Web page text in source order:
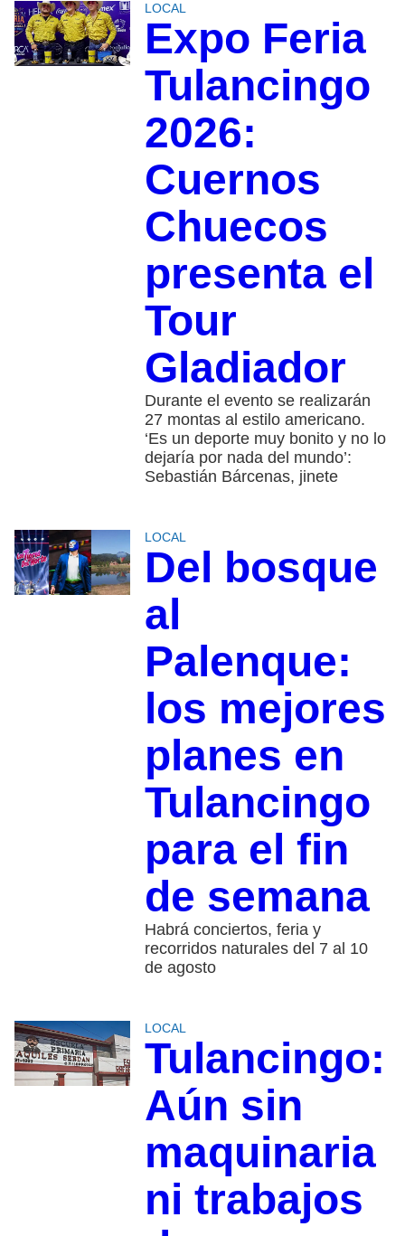
LOCAL
Expo Feria
Tulancingo
2026:
Cuernos
Chuecos
presenta el
Tour
Gladiador
Durante el evento se realizarán
27 montas al estilo americano.
‘Es un deporte muy bonito y no lo
dejaría por nada del mundo’:
Sebastián Bárcenas, jinete
LOCAL
Del bosque
al
Palenque:
los mejores
planes en
Tulancingo
para el fin
de semana
Habrá conciertos, feria y
recorridos naturales del 7 al 10
de agosto
LOCAL
Tulancingo:
Aún sin
maquinaria
ni trabajos